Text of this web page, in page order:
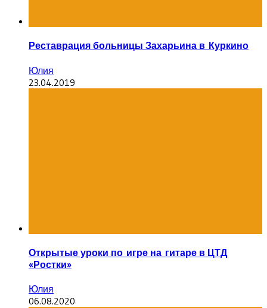
Реставрация больницы Захарьина в Куркино
Юлия
23.04.2019
Открытые уроки по игре на гитаре в ЦТД
«Ростки»
Юлия
06.08.2020